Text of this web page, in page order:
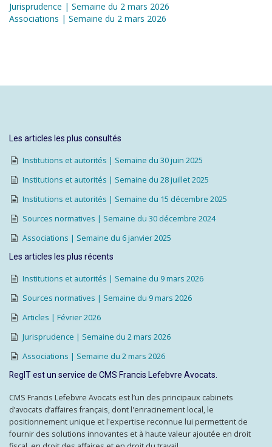
Jurisprudence | Semaine du 2 mars 2026
Associations | Semaine du 2 mars 2026
Les articles les plus consultés
Institutions et autorités | Semaine du 30 juin 2025
Institutions et autorités | Semaine du 28 juillet 2025
Institutions et autorités | Semaine du 15 décembre 2025
Sources normatives | Semaine du 30 décembre 2024
Associations | Semaine du 6 janvier 2025
Les articles les plus récents
Institutions et autorités | Semaine du 9 mars 2026
Sources normatives | Semaine du 9 mars 2026
Articles | Février 2026
Jurisprudence | Semaine du 2 mars 2026
Associations | Semaine du 2 mars 2026
RegIT est un service de CMS Francis Lefebvre Avocats.
CMS Francis Lefebvre Avocats est l’un des principaux cabinets
d’avocats d’affaires français, dont l'enracinement local, le
positionnement unique et l'expertise reconnue lui permettent de
fournir des solutions innovantes et à haute valeur ajoutée en droit